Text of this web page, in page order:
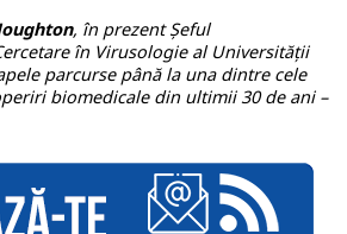
, în prezent Șeful
în Virusologie al Universității
parcurse până la una dintre cele
biomedicale din ultimii 30 de ani –